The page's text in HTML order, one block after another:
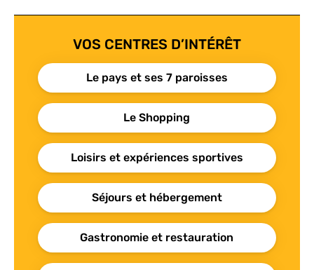
VOS CENTRES D’INTÉRÊT
Le pays et ses 7 paroisses
Le Shopping
Loisirs et expériences sportives
Séjours et hébergement
Gastronomie et restauration